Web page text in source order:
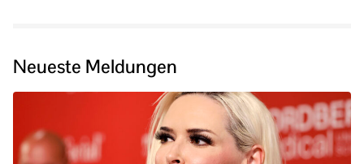
Neueste Meldungen